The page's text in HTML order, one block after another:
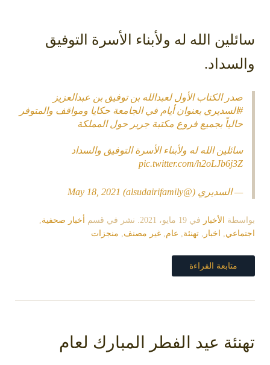
سائلين الله له ولأبناء الأسرة التوفيق
والسداد.
صدر الكتاب الأول لعبدالله بن توفيق بن عبدالعزيز
#السديري بعنوان أيام في الجامعة حكايا ومواقف والمتوفر
حالياً بجميع فروع مكتبة جرير حول المملكة
سائلين الله له ولأبناء الأسرة التوفيق والسداد
pic.twitter.com/h2oLJb6j3Z
— السديري (@alsudairifamily) May 18, 2021
بواسطة الأخبار في 19 مايو، 2021 . نشر في قسم أخبار صحفية
اجتماعي
اخبار تهنئة عام غير مصنف منجزات
متابعة القراءة
تهنئة عيد الفطر المبارك لعام